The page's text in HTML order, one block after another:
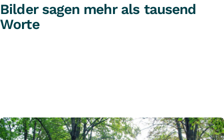
Bilder sagen mehr als tausend
Worte